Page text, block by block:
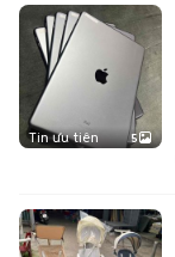
Tin ưu tiên 5